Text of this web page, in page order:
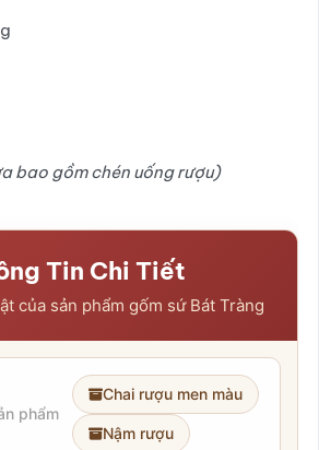
bao gồm chén uống rượu)
Tin Chi Tiết
của sản phẩm gốm sứ Bát Tràng
phẩm
Chai rượu men màu
Nậm rượu